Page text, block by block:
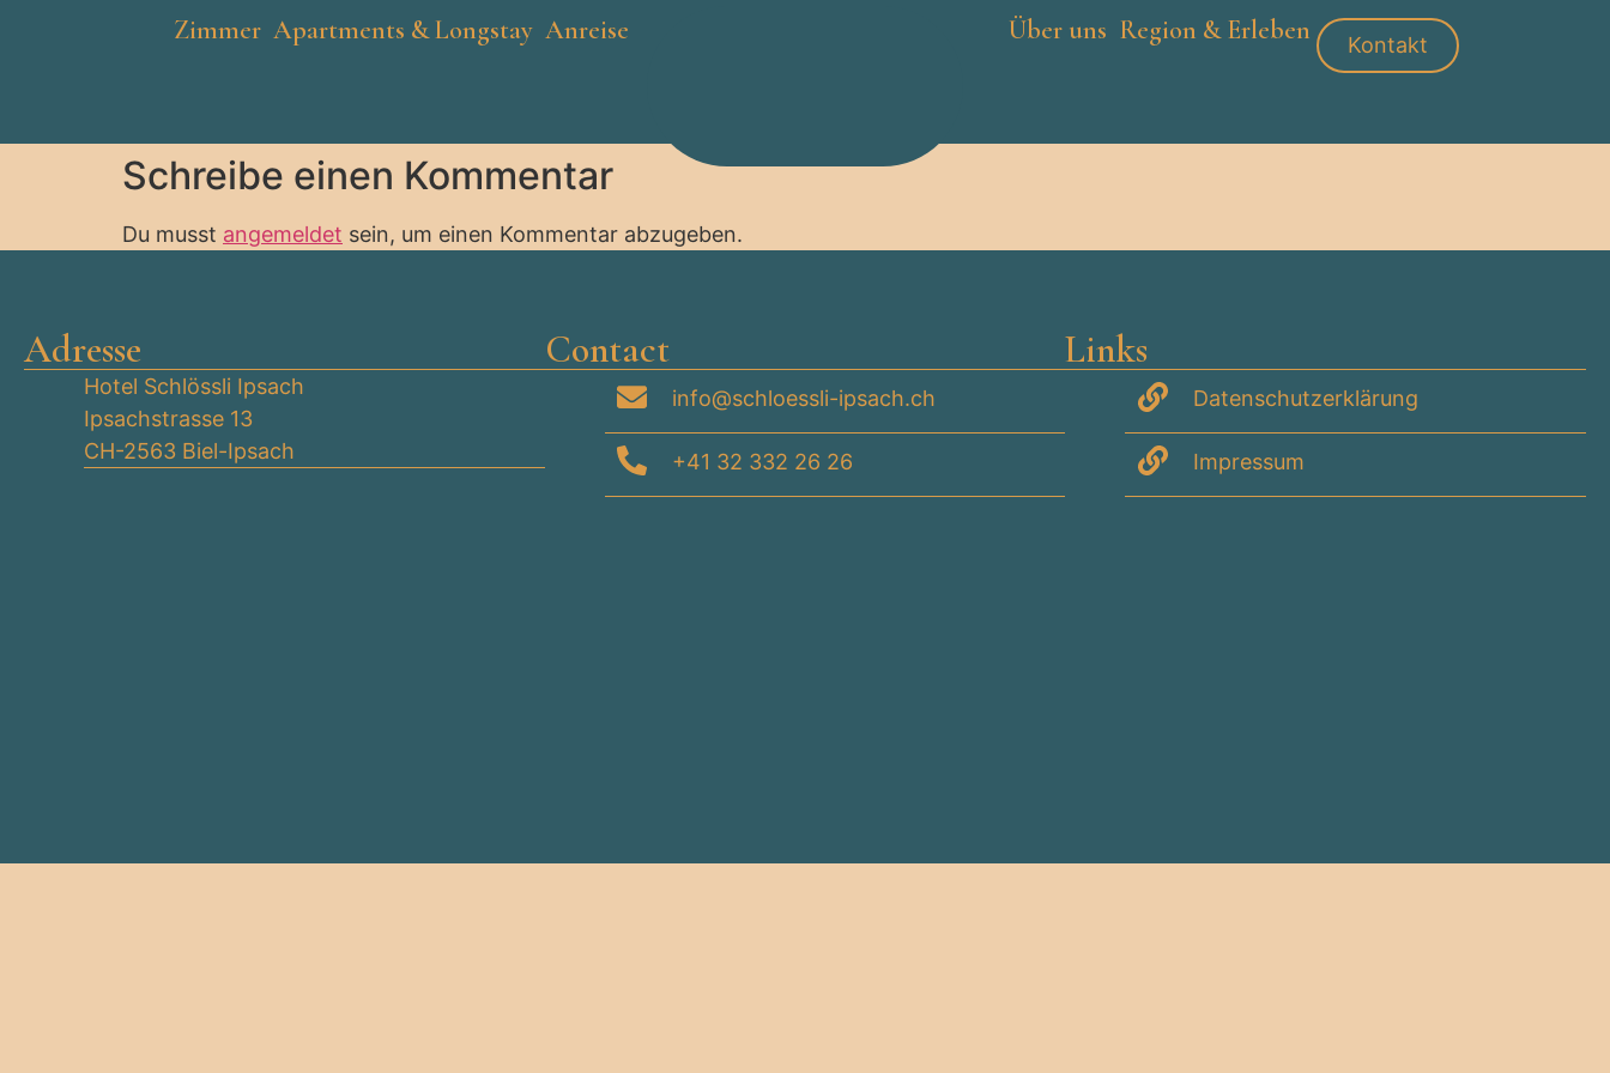
Zimmer Apartments & Longstay Anreise Über uns Region & Erleben Kontakt
Schreibe einen Kommentar
Du musst angemeldet sein, um einen Kommentar abzugeben.
Adresse
Ho­tel Schlöss­li Ip­sach
Ip­sach­stras­se 13
CH-2563 Biel-Ip­sach
Contact
info@schloessli-ipsach.ch
+41 32 332 26 26
Links
Datenschutzerklärung
Impressum